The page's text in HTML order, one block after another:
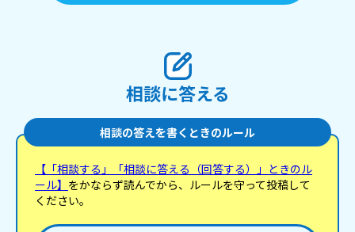
相談に答える
相談の答えを書くときのルール
【「相談する」「相談に答える（回答する）」ときのル
ール】 をかならず読んでから、ルールを守って投稿して
ください。